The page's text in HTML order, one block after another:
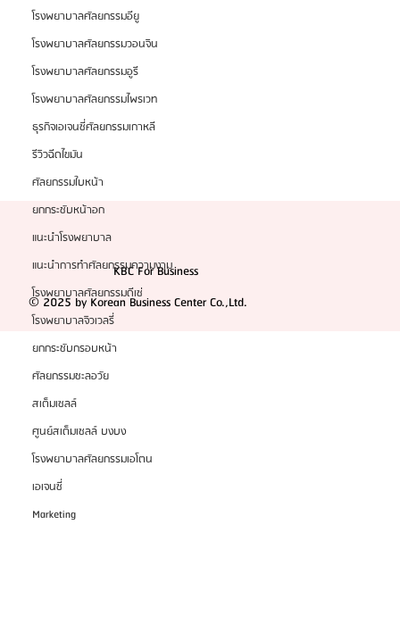
โรงพยาบาลศัลยกรรมอียู
โรงพยาบาลศัลยกรรมวอนจิน
โรงพยาบาลศัลยกรรมอูรี
โรงพยาบาลศัลยกรรมไพรเวท
ธุรกิจเอเจนซี่ศัลยกรรมเกาหลี
รีวิวฉีดไขมัน
ศัลยกรรมใบหน้า
ยกกระชับหน้าอก
แนะนำโรงพยาบาล
แนะนำการทำศัลยกรรมความงาม
โรงพยาบาลศัลยกรรมดีเซ่
โรงพยาบาลจิวเวลรี่
ยกกระชับกรอบหน้า
ศัลยกรรมชะลอวัย
สเต็มเซลล์
ศูนย์สเต็มเซลล์ บงบง
โรงพยาบาลศัลยกรรมเอโตน
เอเจนซี่
Marketing
KBC For Business
© 2025 by Korean Business Center Co.,Ltd.